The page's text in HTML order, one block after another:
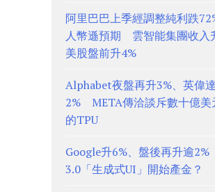
阿里巴巴上季經調整純利跌
人幣遜預期 雲智能集團收
美股盤前升4%
Alphabet夜盤再升3%、英偉
2% META傳洽談斥數十億美
的TPU
Google升6%、盤後再升逾
3.0「生成式UI」開始產金？